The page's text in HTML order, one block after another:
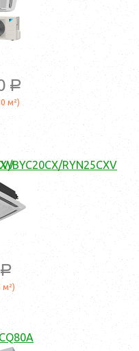
a
м²)
BYC20CX/RYN25CXV
a
м²)